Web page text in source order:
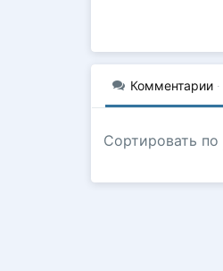
Комментарии ·
Сортировать по